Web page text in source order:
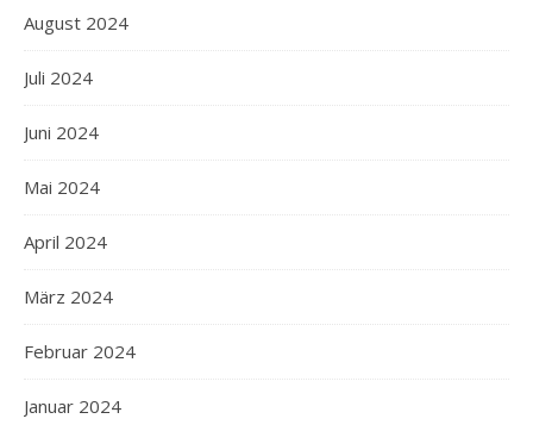
August 2024
Juli 2024
Juni 2024
Mai 2024
April 2024
März 2024
Februar 2024
Januar 2024